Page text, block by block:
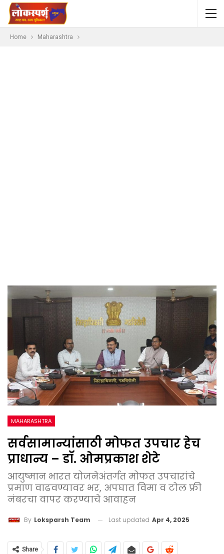
Home Maharashtra
MAHARASHTRA
सर्वसामान्यांसाठी मोफत उपचार हेच
प्राधान्य – डॉ. ओमप्रकाश शेटे
आयुष्मान भारत योजनेअंतर्गत मोफत उपचारांचे
प्रमाण वाढवण्यावर भर, अपघात विमा व टोल फ्री
नंबरचा वापर करण्याचे आवाहन
By Loksparsh Team Last updated Apr 4, 2025
Share